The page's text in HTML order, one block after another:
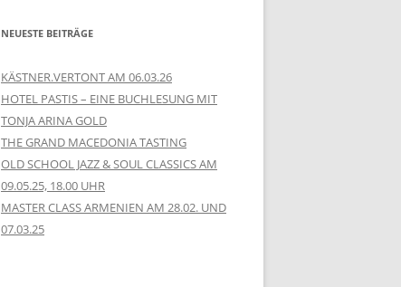
NEUESTE BEITRÄGE
KÄSTNER.VERTONT AM 06.03.26
HOTEL PASTIS – EINE BUCHLESUNG MIT
TONJA ARINA GOLD
THE GRAND MACEDONIA TASTING
OLD SCHOOL JAZZ & SOUL CLASSICS AM
09.05.25, 18.00 UHR
MASTER CLASS ARMENIEN AM 28.02. UND
07.03.25